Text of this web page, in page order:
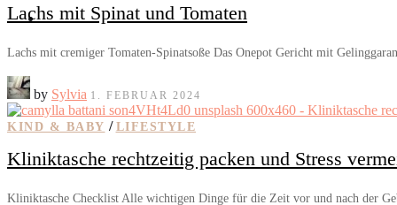
KIND & KEGEL
Lachs mit Spinat und Tomaten
Lachs mit cremiger Tomaten-Spinatsoße Das Onepot Gericht mit
by Sylvia 1. FEBRUAR 2024
KIND & BABY / LIFESTYLE
Kliniktasche rechtzeitig packen und Stress
Kliniktasche Checklist Alle wichtigen Dinge für die Zeit vor und nach der